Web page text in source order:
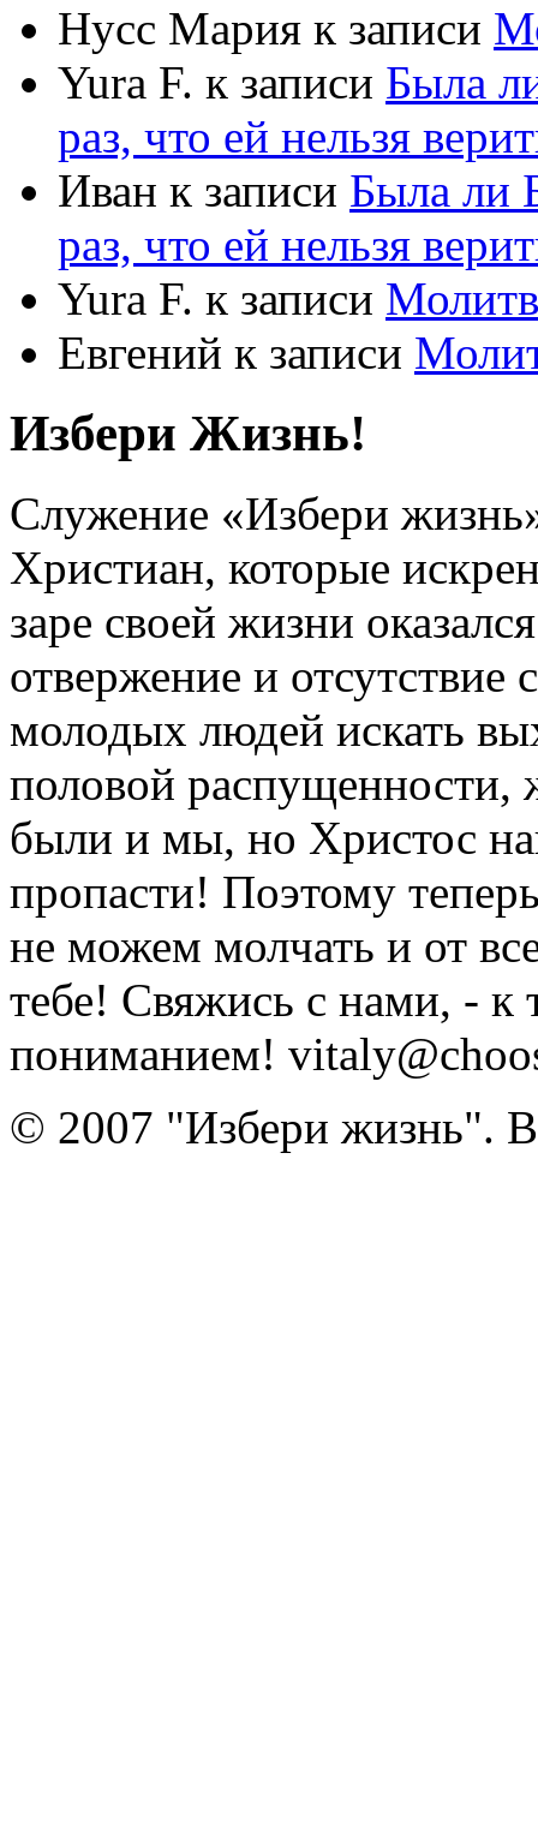
Нусс Мария к записи
Yura F. к записи Была
раз, что ей нельзя
Иван к записи Была ли
раз, что ей нельзя
Yura F. к записи
Евгений к записи
Избери Жизнь!
Служение «Избери
Христиан, которые
заре своей жизни
отвержение и
молодых людей искать
половой распущенности,
были и мы, но Христос
пропасти! Поэтому
не можем молчать и от
тебе! Свяжись с нами, - к
пониманием!
© 2007 "Избери жизнь".